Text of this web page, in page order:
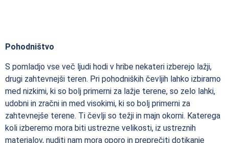
Pohodništvo
S pomladjo vse več ljudi hodi v hribe nekateri izberejo lažji,
drugi zahtevnejši teren. Pri pohodniških čevljih lahko izbiramo
med nizkimi, ki so bolj primerni za lažje terene, so zelo lahki,
udobni in zračni in med visokimi, ki so bolj primerni za
zahtevnejše terene. Ti čevlji so težji in majn okorni. Katerega
koli izberemo mora biti ustrezne velikosti, iz ustreznih
materialov, nuditi nam mora oporo in preprečiti dotikanje